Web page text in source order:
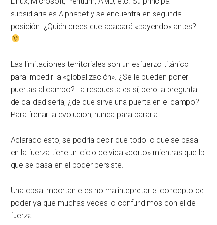
subsidiaria es Alphabet y se encuentra en segunda
posición. ¿Quién crees que acabará «cayendo» antes?
Las limitaciones territoriales son un esfuerzo titánico
para impedir la «globalización». ¿Se le pueden poner
puertas al campo? La respuesta es sí, pero la pregunta
de calidad sería, ¿de qué sirve una puerta en el campo?
Para frenar la evolución, nunca para pararla.
Aclarado esto, se podría decir que todo lo que se basa
en la fuerza tiene un ciclo de vida «corto» mientras que lo
que se basa en el poder persiste.
Una cosa importante es no malintepretar el concepto de
poder ya que muchas veces lo confundimos con el de
fuerza.